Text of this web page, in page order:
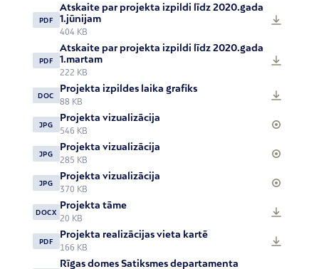
PDF
Atskaite par projekta izpildi līdz 2020.gada
1.jūnijam
404 KB
PDF
Atskaite par projekta izpildi līdz 2020.gada
1.martam
222 KB
DOC
Projekta izpildes laika grafiks
88 KB
JPG
Projekta vizualizācija
546 KB
JPG
Projekta vizualizācija
285 KB
JPG
Projekta vizualizācija
370 KB
DOCX
Projekta tāme
20 KB
PDF
Projekta realizācijas vieta kartē
166 KB
Rīgas domes Satiksmes departamenta